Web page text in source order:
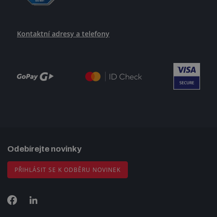
Kontaktní adresy a telefony
Odebírejte novinky
PŘIHLÁSIT SE K ODBĚRU NOVINEK